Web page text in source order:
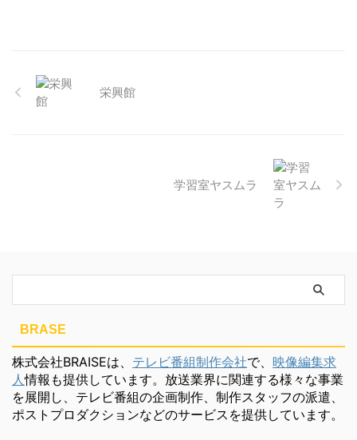
栄興館
学習室ヤスムラ
BRASE
株式会社BRAISEは、 テレビ番組制作会社で、 映像編集求
人情報も提供しています。放送業界に関連する様々な事業
を展開し、テレビ番組の企画制作、制作スタッフの派遣、
ポストプロダクションなどのサービスを提供しています。